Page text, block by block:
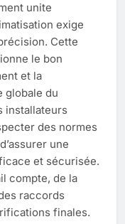
unite
exige
Cette
le bon
et la
globale du
installateurs
des normes
une
et sécurisée.
compte, de la
raccords
finales.
pour une
grâce à The
chez les
et